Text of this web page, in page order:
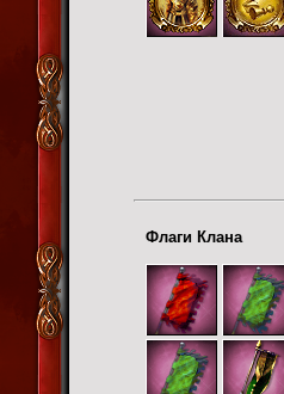
Флаги Клана